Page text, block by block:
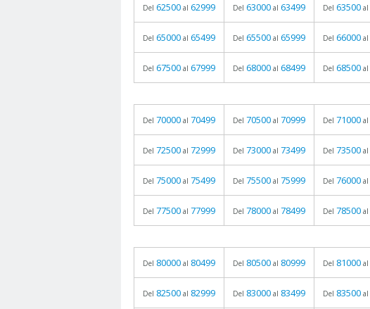
Del 62500 al 62999 Del 63000 al 63499 Del 63500 al
Del 65000 al 65499 Del 65500 al 65999 Del 66000 al
Del 67500 al 67999 Del 68000 al 68499 Del 68500 al
Del 70000 al 70499 Del 70500 al 70999 Del 71000 al
Del 72500 al 72999 Del 73000 al 73499 Del 73500 al
Del 75000 al 75499 Del 75500 al 75999 Del 76000 al
Del 77500 al 77999 Del 78000 al 78499 Del 78500 al
Del 80000 al 80499 Del 80500 al 80999 Del 81000 al
Del 82500 al 82999 Del 83000 al 83499 Del 83500 al